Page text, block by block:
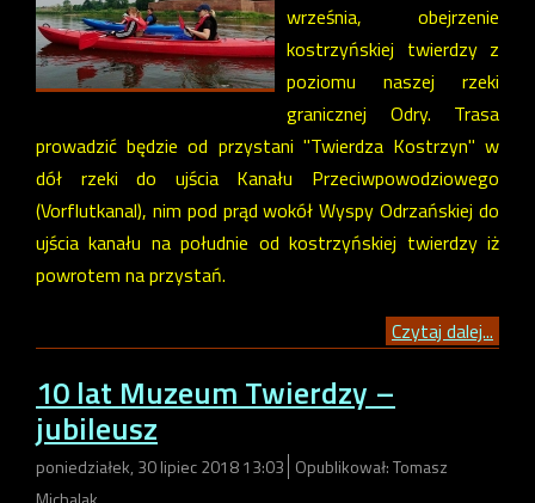
września, obejrzenie
kostrzyńskiej twierdzy z
poziomu naszej rzeki
granicznej Odry. Trasa
prowadzić będzie od przystani "Twierdza Kostrzyn" w
dół rzeki do ujścia Kanału Przeciwpowodziowego
(Vorflutkanal), nim pod prąd wokół Wyspy Odrzańskiej do
ujścia kanału na południe od kostrzyńskiej twierdzy iż
powrotem na przystań.
Czytaj dalej...
10 lat Muzeum Twierdzy –
jubileusz
poniedziałek, 30 lipiec 2018 13:03 Opublikował: Tomasz